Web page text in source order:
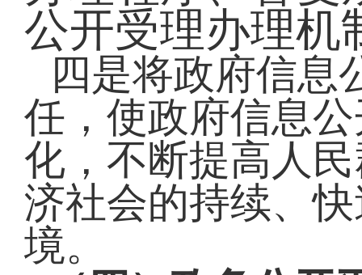
公开受理办理机
四是将政府信息
任，使政府信息
化，不断提高人
济社会的持续、
境。